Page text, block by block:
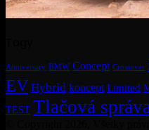
Anniversary BMW Concept Crossover
EV Hybrid koncept Limited
TEST Tlačová